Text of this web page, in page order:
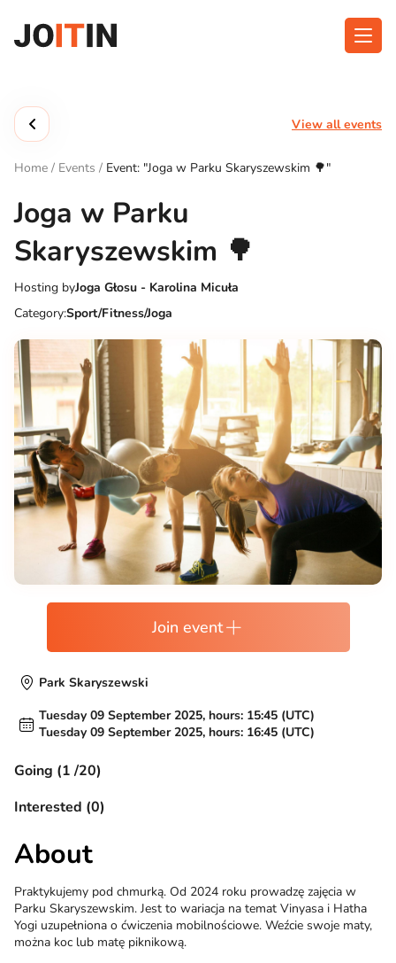
content
Get the App:
View all events
Home / Events / Event: "Joga w Parku Skaryszewskim 🌳"
Joga w Parku
Skaryszewskim 🌳
Hosting byJoga Głosu - Karolina Micuła
Category:Sport/Fitness/Joga
Join event
Park Skaryszewski
Tuesday 09 September 2025, hours: 15:45 (UTC)
Tuesday 09 September 2025, hours: 16:45 (UTC)
Going (1 /20)
Interested (0)
About
Praktykujemy pod chmurką. Od 2024 roku prowadzę zajęcia w
Parku Skaryszewskim. Jest to wariacja na temat Vinyasa i Hatha
Yogi uzupełniona o ćwiczenia mobilnościowe. Weźcie swoje maty,
można koc lub matę piknikową.